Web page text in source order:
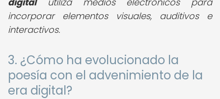
incorporar elementos visuales, auditivos e
interactivos.
3. ¿Cómo ha evolucionado la
poesía con el advenimiento de la
era digital?